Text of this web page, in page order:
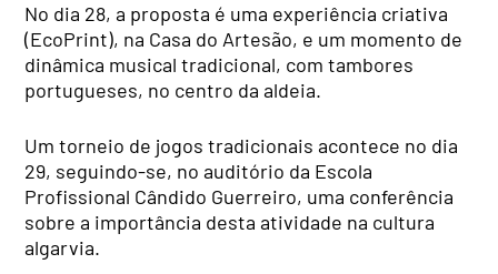
No dia 28, a proposta é uma experiência criativa
(EcoPrint), na Casa do Artesão, e um momento de
dinâmica musical tradicional, com tambores
portugueses, no centro da aldeia.
Um torneio de jogos tradicionais acontece no dia
29, seguindo-se, no auditório da Escola
Profissional Cândido Guerreiro, uma conferência
sobre a importância desta atividade na cultura
algarvia.